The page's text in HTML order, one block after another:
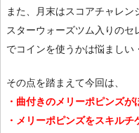
また、月末はスコアチャレン
スターウォーズツム入りのセ
でコインを使うかは悩ましい
その点を踏まえて今回は、
・曲付きのメリーポピンズが
・メリーポピンズをスキル